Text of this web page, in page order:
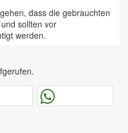
dass die gebrauchten
sollten vor
werden.
Artikel ungeprüft sind.
und Maschinen
bereits einen nicht
haben.